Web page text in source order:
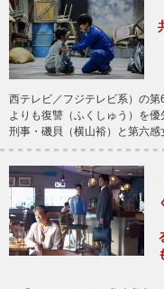
西テレビ／フジテレビ系）の
よりも復讐（ふくしゅう）を
刑事・磯貝（横山裕）と第六